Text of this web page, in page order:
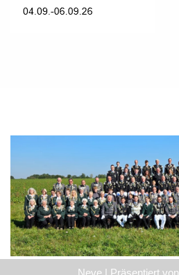
Neve | Präsentiert von